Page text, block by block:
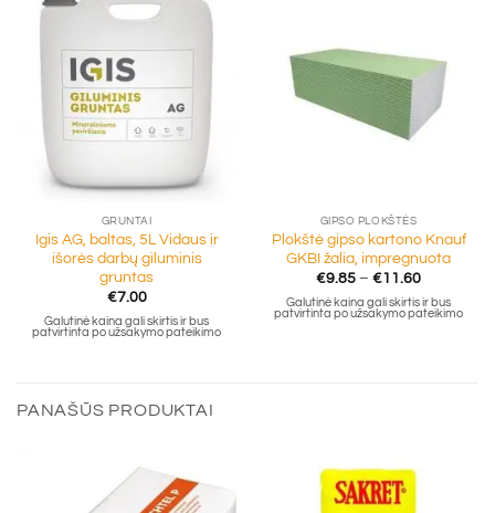
GRUNTAI
Igis AG, baltas, 5L Vidaus ir
išorės darbų giluminis
gruntas
€7.00
Galutinė kaina gali skirtis ir bus
patvirtinta po užsakymo pateikimo
GIPSO PLOKŠTĖS
Plokštė gipso kartono Knauf
GKBI žalia, impregnuota
€9.85 – €11.60Price
€9.85
through
Galutinė kaina gali skirtis ir bus
patvirtinta po užsakymo pateikimo
PANAŠŪS PRODUKTAI